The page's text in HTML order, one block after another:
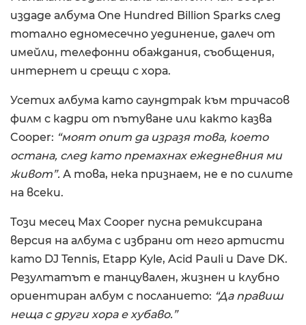
издаде албума One Hundred Billion Sparks след
тотално едномесечно уединение, далеч от
имейли, телефонни обаждания, съобщения,
интернет и срещи с хора.
Усетих албума като саундтрак към тричасов
филм с кадри от пътуване или както казва
Cooper: “моят опит да изразя това, което
остана, след като премахнах ежедневния ми
живот”. А това, нека признаем, не е по силите
на всеки.
Този месец Max Cooper пусна ремиксирана
версия на албума с избрани от него артисти
като DJ Tennis, Etapp Kyle, Acid Pauli и Dave DK.
Резултатът е танцувален, жизнен и клубно
ориентиран албум с посланието: “Да правиш
неща с други хора е хубаво.”